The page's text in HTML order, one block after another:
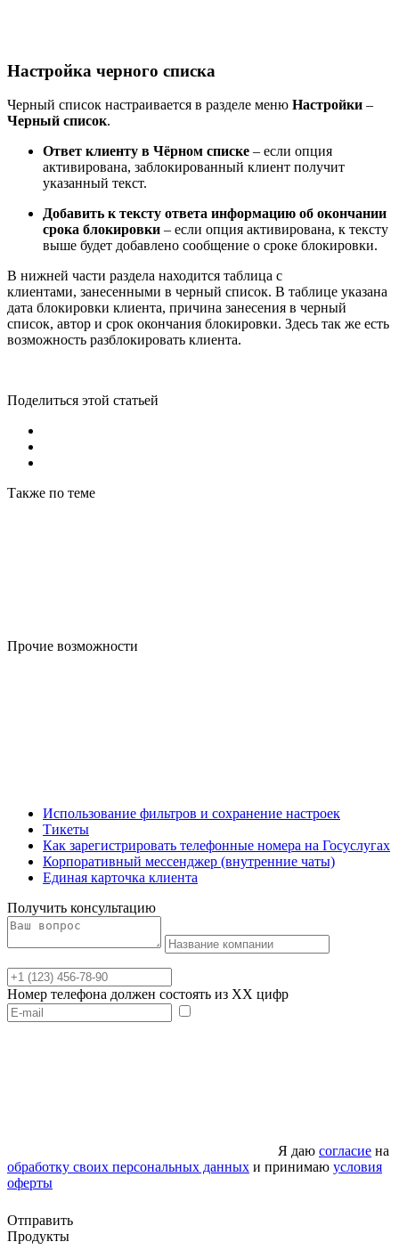
Настройка черного списка
Черный список настраивается в разделе меню Настройки –
Черный список.
Ответ клиенту в Чёрном списке – если опция
активирована, заблокированный клиент получит
указанный текст.
Добавить к тексту ответа информацию об окончании
срока блокировки – если опция активирована, к тексту
выше будет добавлено сообщение о сроке блокировки.
В нижней части раздела находится таблица с
клиентами, занесенными в черный список. В таблице указана
дата блокировки клиента, причина занесения в черный
список, автор и срок окончания блокировки. Здесь так же есть
возможность разблокировать клиента.
Поделиться этой статьей
Также по теме
Прочие возможности
Использование фильтров и сохранение настроек
Тикеты
Как зарегистрировать телефонные номера на Госуслугах
Корпоративный мессенджер (внутренние чаты)
Единая карточка клиента
Получить консультацию
Номер телефона должен состоять из XX цифр
Я даю согласие на
обработку своих персональных данных и принимаю условия
оферты
Отправить
Продукты